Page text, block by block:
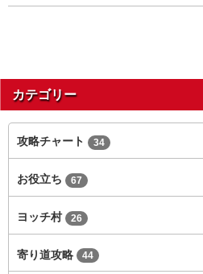
カテゴリー
攻略チャート 34
お役立ち 67
ヨッチ村 26
寄り道攻略 44